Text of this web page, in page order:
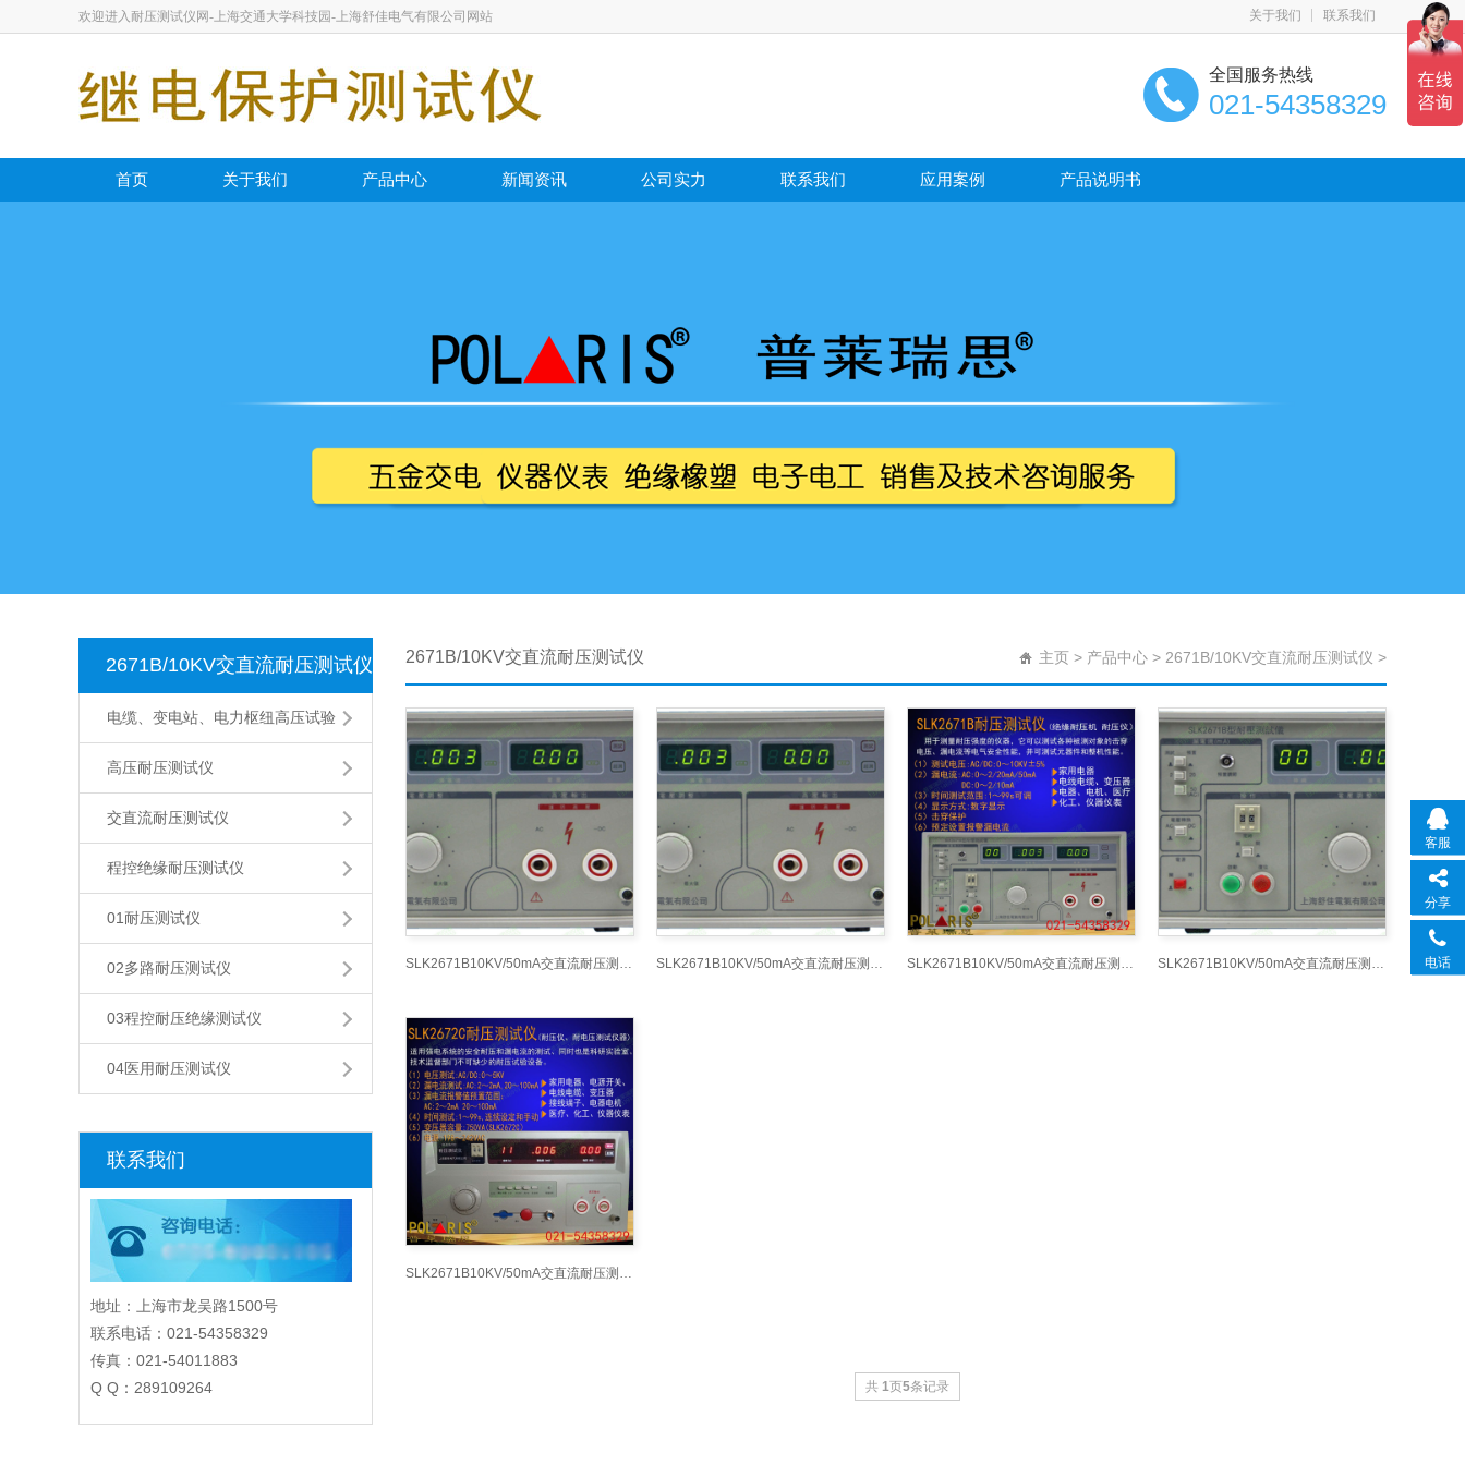
欢迎进入耐压测试仪网-上海交通大学科技园-上海舒佳电气有限公司网站 关于我们 联系我们
全国服务热线
021-54358329
首页 关于我们 产品中心 新闻资讯 公司实力 联系我们 应用案例 产品说明书
2671B/10KV交直流耐压测试仪
电缆、变电站、电力枢纽高压试验
高压耐压测试仪
交直流耐压测试仪
程控绝缘耐压测试仪
01耐压测试仪
02多路耐压测试仪
03程控耐压绝缘测试仪
04医用耐压测试仪
联系我们
地址：上海市龙吴路1500号
联系电话：021-54358329
传真：021-54011883
Q Q：289109264
2671B/10KV交直流耐压测试仪 主页 > 产品中心 > 2671B/10KV交直流耐压测试仪 >
SLK2671B10KV/50mA交直流耐压测试仪,交直流耐电压测 SLK2671B10KV/50mA交直流耐压测试仪,交直流耐电压测 SLK2671B10KV/50mA交直流耐压测试仪,交直流耐电压测 SLK2671B10KV/50mA交直流耐压测试仪,交直流耐电压测
SLK2671B10KV/50mA交直流耐压测试仪,交直流耐电压测
共 1页5条记录
客服
分享
电话